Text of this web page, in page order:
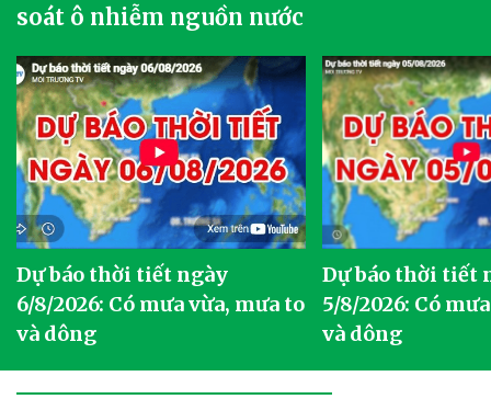
soát ô nhiễm nguồn nước
Dự báo thời tiết ngày
6/8/2026: Có mưa vừa, mưa to
và dông
Dự báo thời tiết
5/8/2026: Có
và dông